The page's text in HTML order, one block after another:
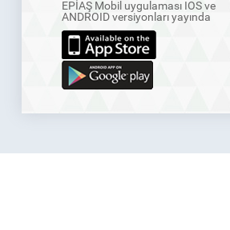
EPİAŞ Mobil uygulaması IOS ve
ANDROID versiyonları yayında